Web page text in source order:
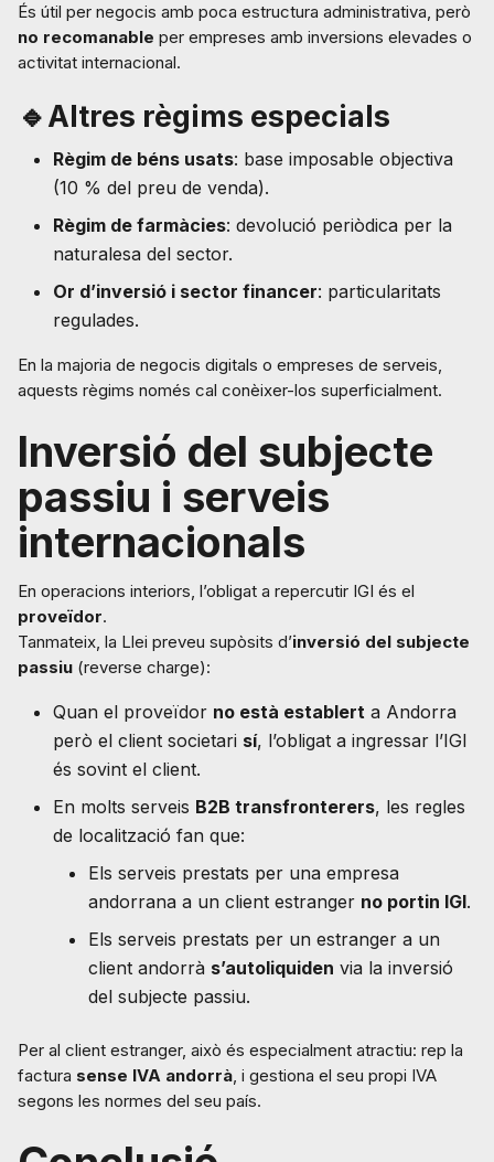
És útil per negocis amb poca estructura administrativa, però
no recomanable per empreses amb inversions elevades o
activitat internacional.
🔹Altres règims especials
Règim de béns usats: base imposable objectiva
(10 % del preu de venda).
Règim de farmàcies: devolució periòdica per la
naturalesa del sector.
Or d’inversió i sector financer: particularitats
regulades.
En la majoria de negocis digitals o empreses de serveis,
aquests règims només cal conèixer-los superficialment.
Inversió del subjecte
passiu i serveis
internacionals
En operacions interiors, l’obligat a repercutir IGI és el
proveïdor.
Tanmateix, la Llei preveu supòsits d’inversió del subjecte
passiu (reverse charge):
Quan el proveïdor no està establert a Andorra
però el client societari sí, l’obligat a ingressar l’IGI
és sovint el client.
En molts serveis B2B transfronterers, les regles
de localització fan que:
Els serveis prestats per una empresa
andorrana a un client estranger no portin IGI.
Els serveis prestats per un estranger a un
client andorrà s’autoliquiden via la inversió
del subjecte passiu.
Per al client estranger, això és especialment atractiu: rep la
factura sense IVA andorrà, i gestiona el seu propi IVA
segons les normes del seu país.